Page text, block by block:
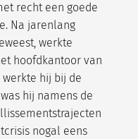
recht een goede
Na jarenlang
werkte
hoofdkantoor van
werkte hij bij de
hij namens de
nogal eens